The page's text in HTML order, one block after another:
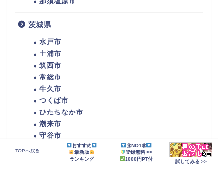
茨城県
水戸市
土浦市
筑西市
常総市
牛久市
つくば市
ひたちなか市
潮来市
守谷市
TOPへ戻る
おすすめ
最新版
ランキング
㊗NO1㊗
登録無料 >>
1000円PT付
試してみる >>